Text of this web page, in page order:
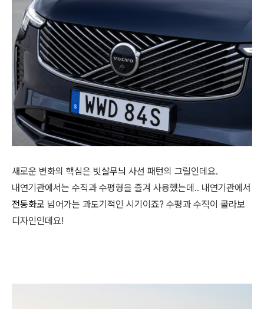
새로운 변화의 핵심은 빗살무늬 사선 패턴의 그릴인데요.
내연기관에서는 수직과 수평형을 즐겨 사용했는데.. 내연기관에서
전동화로 넘어가는 과도기적인 시기이죠? 수평과 수직이 콜라보
디자인인데요!